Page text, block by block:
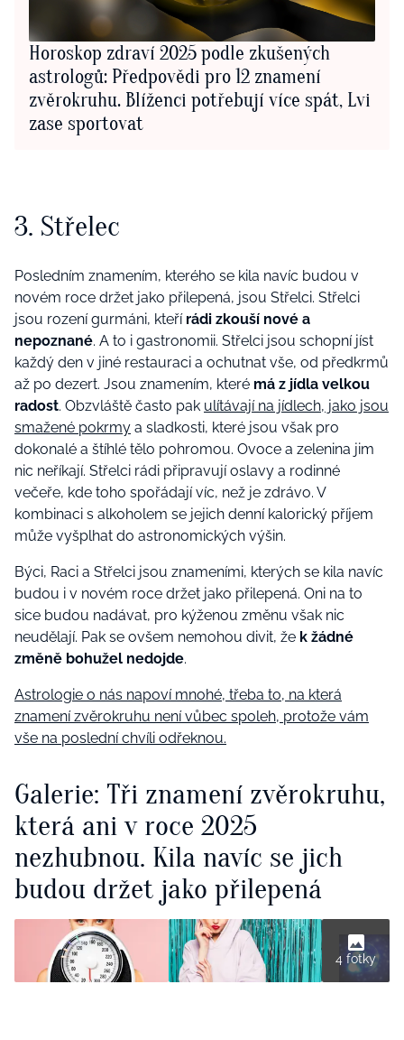
Horoskop zdraví 2025 podle zkušených
astrologů: Předpovědi pro 12 znamení
zvěrokruhu. Blíženci potřebují více spát, Lvi
zase sportovat
3. Střelec
Posledním znamením, kterého se kila navíc budou v
novém roce držet jako přilepená, jsou Střelci. Střelci
jsou rození gurmáni, kteří rádi zkouší nové a
nepoznané. A to i gastronomii. Střelci jsou schopní jíst
každý den v jiné restauraci a ochutnat vše, od předkrmů
až po dezert. Jsou znamením, které má z jídla velkou
radost. Obzvláště často pak ulítávají na jídlech, jako jsou
smažené pokrmy a sladkosti, které jsou však pro
dokonalé a štíhlé tělo pohromou. Ovoce a zelenina jim
nic neříkají. Střelci rádi připravují oslavy a rodinné
večeře, kde toho spořádají víc, než je zdrávo. V
kombinaci s alkoholem se jejich denní kalorický příjem
může vyšplhat do astronomických výšin.
Býci, Raci a Střelci jsou znameními, kterých se kila navíc
budou i v novém roce držet jako přilepená. Oni na to
sice budou nadávat, pro kýženou změnu však nic
neudělají. Pak se ovšem nemohou divit, že k žádné
změně bohužel nedojde.
Astrologie o nás napoví mnohé, třeba to, na která
znamení zvěrokruhu není vůbec spoleh, protože vám
vše na poslední chvíli odřeknou.
Galerie: Tři znamení zvěrokruhu,
která ani v roce 2025
nezhubnou. Kila navíc se jich
budou držet jako přilepená
4 fotky